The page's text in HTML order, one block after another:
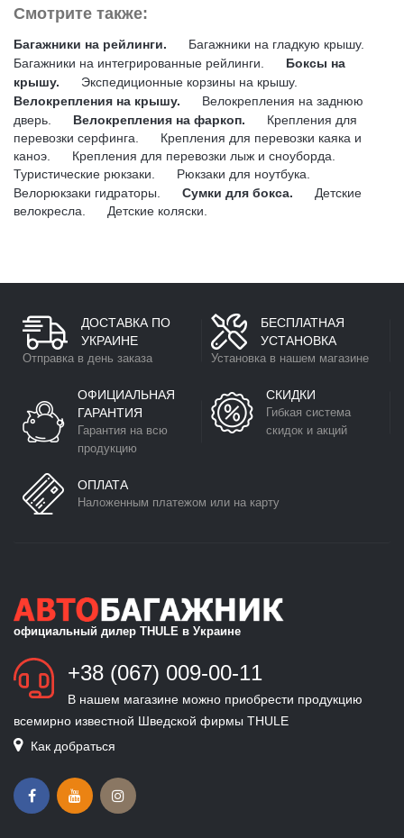
Смотрите также:
Багажники на рейлинги.
Багажники на гладкую крышу.
Багажники на интегрированные рейлинги.
Боксы на
крышу.
Экспедиционные корзины на крышу.
Велокрепления на крышу.
Велокрепления на заднюю
дверь.
Велокрепления на фаркоп.
Крепления для
перевозки серфинга.
Крепления для перевозки каяка и
каноэ.
Крепления для перевозки лыж и сноуборда.
Туристические рюкзаки.
Рюкзаки для ноутбука.
Велорюкзаки гидраторы.
Сумки для бокса.
Детские
велокресла.
Детские коляски.
ДОСТАВКА ПО
УКРАИНЕ
Отправка в день заказа
БЕСПЛАТНАЯ
УСТАНОВКА
Установка в нашем магазине
ОФИЦИАЛЬНАЯ
ГАРАНТИЯ
Гарантия на всю
продукцию
СКИДКИ
Гибкая система
скидок и акций
ОПЛАТА
Наложенным платежом или на карту
официальный дилер THULE в Украине
+38 (067) 009-00-11
В нашем магазине можно приобрести продукцию
всемирно известной Шведской фирмы THULE
Как добраться